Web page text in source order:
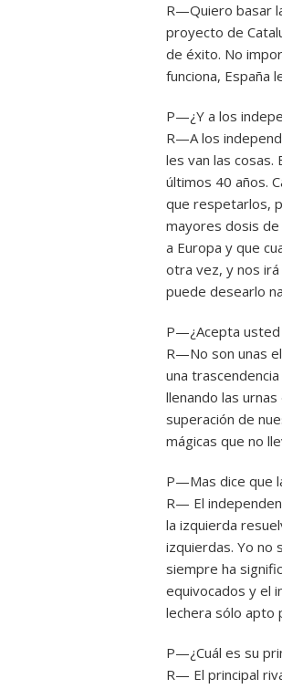
R—Quiero basar
proyecto de
de éxito. No
funciona, España
P—¿Y a los
R—A los
les van las
últimos 40 años.
que respetarlos,
mayores dosis
a Europa y que
otra vez, y nos
puede desearlo
P—¿Acepta usted
R—No son unas
una
llenando las
superación de
mágicas que no
P—Mas dice que
R— El
la izquierda
izquierdas. Yo no
siempre ha
equivocados y el
lechera sólo apto
P—¿Cuál es su
R— El principal